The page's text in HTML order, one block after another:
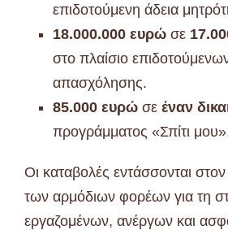
επιδοτούμενη άδεια
18.000.000 ευρώ σε
στο πλαίσιο
απασχόλησης.
85.000 ευρώ σε έναν
προγράμματος «Σπίτι
Οι καταβολές εντάσσονται
των αρμόδιων φορέων για τη
εργαζομένων, ανέργων και